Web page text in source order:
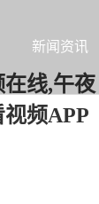
线,午夜
频APP
新闻资讯